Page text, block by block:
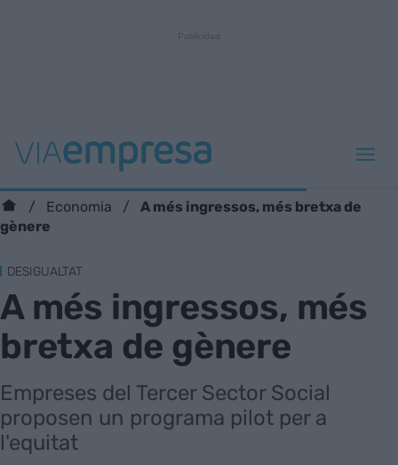
Economia
A més ingressos, més bretxa de
gènere
DESIGUALTAT
A més ingressos, més
bretxa de gènere
Empreses del Tercer Sector Social
proposen un programa pilot per a
l'equitat